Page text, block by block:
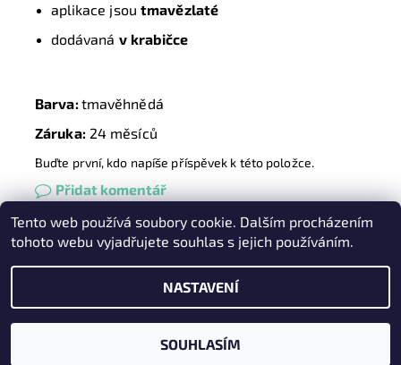
aplikace jsou tmavězlaté
dodávaná v krabičce
Barva:tmavěhnědá
Záruka:24 měsíců
Buďte první, kdo napíše příspěvek k této položce.
Přidat komentář
Heureka.cz | Zboží.cz Oázakabelek
2026 © Kabelky pro Vás, všechna práva vyhrazena
Vytvořil Shoptet
Tento web používá soubory cookie. Dalším procházením
tohoto webu vyjadřujete souhlas s jejich používáním.
NASTAVENÍ
SOUHLASÍM